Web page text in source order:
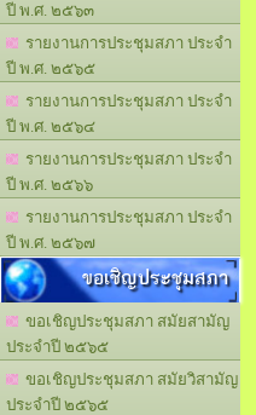
ปี พ.ศ. ๒๕๖๓
รายงานการประชุมสภา ประจำ
ปี พ.ศ. ๒๕๖๕
รายงานการประชุมสภา ประจำ
ปี พ.ศ. ๒๕๖๔
รายงานการประชุมสภา ประจำ
ปี พ.ศ. ๒๕๖๖
รายงานการประชุมสภา ประจำ
ปี พ.ศ. ๒๕๖๗
ขอเชิญประชุมสภา
ขอเชิญประชุมสภา สมัยสามัญ
ประจำปี ๒๕๖๕
ขอเชิญประชุมสภา สมัยวิสามัญ
ประจำปี ๒๕๖๕